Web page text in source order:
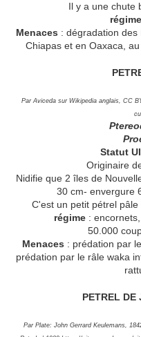
Il y a une chute
régime
Menaces : dégradation des
Chiapas et en Oaxaca,
Par Aviceda sur Wikipedia anglais, CC
Statut
Originaire
Nidifie que 2 îles de
30 cm- envergure
C'est un petit pétrel
régime :
50.000
Menaces : prédation par
prédation par le râle waka
PETREL DE
Par Plate: John Gerrard Keulemans,